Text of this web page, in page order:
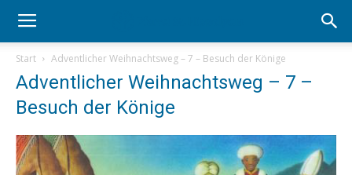
Start Adventlicher Weihnachtsweg – 7 – Besuch der Könige
Adventlicher Weihnachtsweg – 7 –
Besuch der Könige